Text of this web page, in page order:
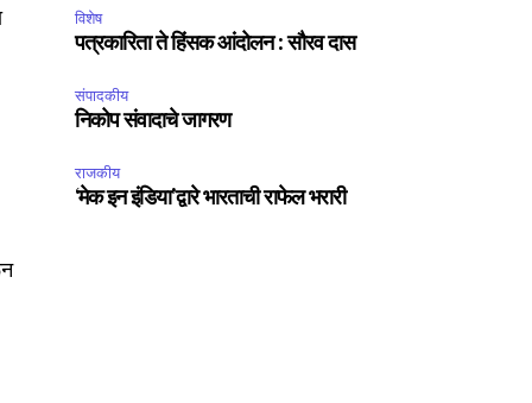
विशेष
पत्रकारिता ते हिंसक आंदोलन : सौरव दास
संपादकीय
निकोप संवादाचे जागरण
राजकीय
‘मेक इन इंडिया’द्वारे भारताची राफेल भरारी